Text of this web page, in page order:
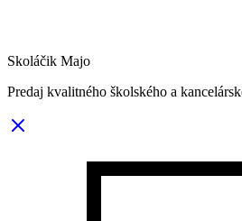
Skoláčik Majo
Predaj kvalitného školského a